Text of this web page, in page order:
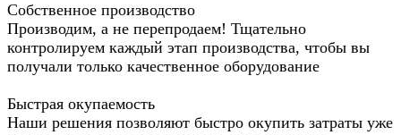
Собственное производство
Производим, а не перепродаем! Тщательно
контролируем каждый этап производства, чтобы вы
получали только качественное оборудование
Быстрая окупаемость
Наши решения позволяют быстро окупить затраты уже